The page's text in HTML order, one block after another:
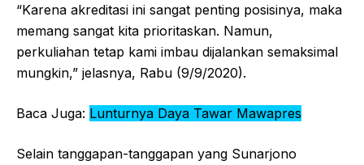
“Karena akreditasi ini sangat penting posisinya, maka
memang sangat kita prioritaskan. Namun,
perkuliahan tetap kami imbau dijalankan semaksimal
mungkin,” jelasnya, Rabu (9/9/2020).
Baca Juga: Lunturnya Daya Tawar Mawapres
Selain tanggapan-tanggapan yang Sunarjono